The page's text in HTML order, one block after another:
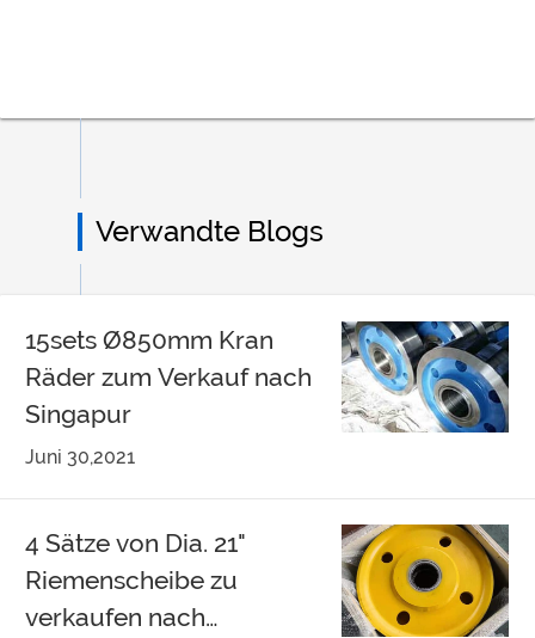
Verwandte Blogs
15sets Ø850mm Kran
Räder zum Verkauf nach
Singapur
Juni 30,2021
4 Sätze von Dia. 21"
Riemenscheibe zu
verkaufen nach